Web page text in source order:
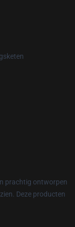
prachtig ontworpen
Deze producten